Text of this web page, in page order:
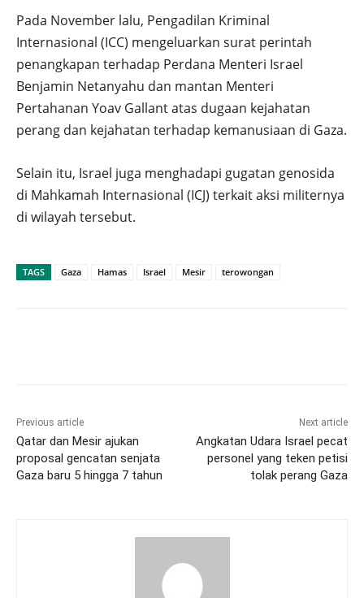
Pada November lalu, Pengadilan Kriminal
Internasional (ICC) mengeluarkan surat perintah
penangkapan terhadap Perdana Menteri Israel
Benjamin Netanyahu dan mantan Menteri
Pertahanan Yoav Gallant atas dugaan kejahatan
perang dan kejahatan terhadap kemanusiaan di Gaza.
Selain itu, Israel juga menghadapi gugatan genosida
di Mahkamah Internasional (ICJ) terkait aksi militernya
di wilayah tersebut.
TAGS Gaza Hamas Israel Mesir terowongan
Previous article
Qatar dan Mesir ajukan
proposal gencatan senjata
Gaza baru 5 hingga 7 tahun
Next article
Angkatan Udara Israel pecat
personel yang teken petisi
tolak perang Gaza